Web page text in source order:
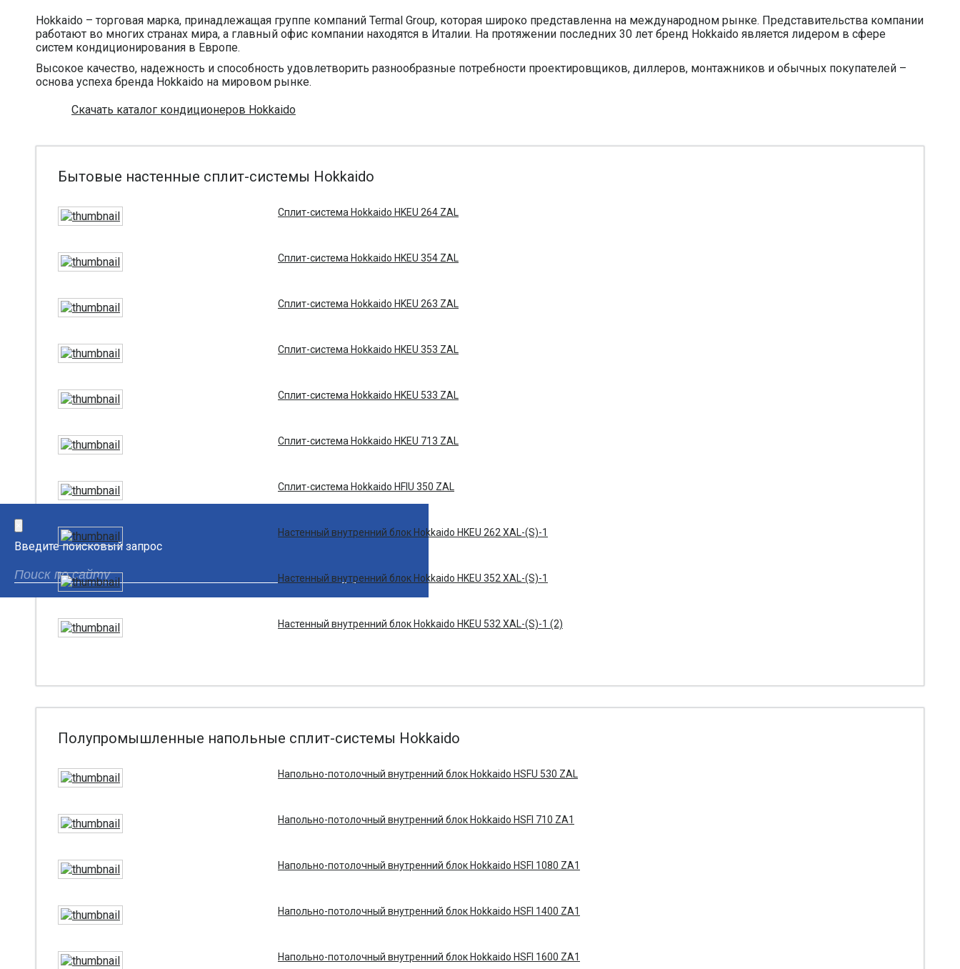
Введите поисковый запрос
Hokkaido – торговая марка, принадлежащая группе компаний Termal Group, которая широко представленна на международном рынке. Представительства компании
работают во многих странах мира, а главный офис компании находятся в Италии. На протяжении последних 30 лет бренд Hokkaido является лидером в сфере
систем кондиционирования в Европе.
Высокое качество, надежность и способность удовлетворить разнообразные потребности проектировщиков, диллеров, монтажников и обычных покупателей –
основа успеха бренда Hokkaido на мировом рынке.
Скачать каталог кондиционеров Hokkaido
Бытовые настенные сплит-системы Hokkaido
Сплит-система Hokkaido HKEU 264 ZAL
Сплит-система Hokkaido HKEU 354 ZAL
Сплит-система Hokkaido HKEU 263 ZAL
Сплит-система Hokkaido HKEU 353 ZAL
Сплит-система Hokkaido HKEU 533 ZAL
Сплит-система Hokkaido HKEU 713 ZAL
Сплит-система Hokkaido HFIU 350 ZAL
Настенный внутренний блок Hokkaido HKEU 262 XAL-(S)-1
Настенный внутренний блок Hokkaido HKEU 352 XAL-(S)-1
Настенный внутренний блок Hokkaido HKEU 532 XAL-(S)-1 (2)
Полупромышленные напольные сплит-системы Hokkaido
Напольно-потолочный внутренний блок Hokkaido HSFU 530 ZAL
Напольно-потолочный внутренний блок Hokkaido HSFI 710 ZA1
Напольно-потолочный внутренний блок Hokkaido HSFI 1080 ZA1
Напольно-потолочный внутренний блок Hokkaido HSFI 1400 ZA1
Напольно-потолочный внутренний блок Hokkaido HSFI 1600 ZA1